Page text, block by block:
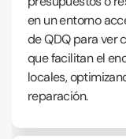
en un entorno
de QDQ para ver
que facilitan el
locales,
reparación.